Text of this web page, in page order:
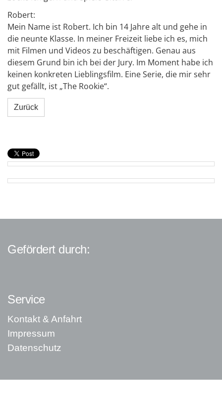
Robert:
Mein Name ist Robert. Ich bin 14 Jahre alt und gehe in
die neunte Klasse. In meiner Freizeit liebe ich es, mich
mit Filmen und Videos zu beschäftigen. Genau aus
diesem Grund bin ich bei der Jury. Im Moment habe ich
keinen konkreten Lieblingsfilm. Eine Serie, die mir sehr
gut gefällt, ist „The Rookie“.
Zurück
Gefördert durch:
Service
Kontakt & Anfahrt
Impressum
Datenschutz